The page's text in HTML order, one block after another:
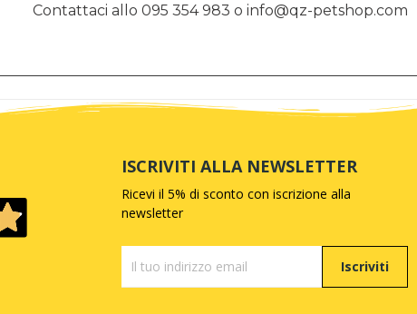
Contattaci allo 095 354 983 o info@qz-petshop.com
ISCRIVITI ALLA NEWSLETTER
Ricevi il 5% di sconto con iscrizione alla
newsletter
Iscriviti